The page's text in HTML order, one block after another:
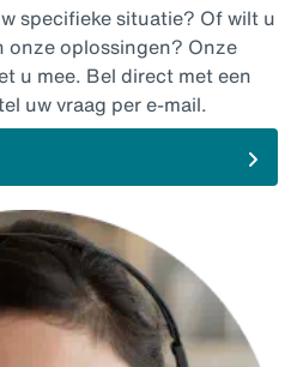
specifieke situatie? Of wilt u
onze oplossingen? Onze
u mee. Bel direct met een
uw vraag per e-mail.